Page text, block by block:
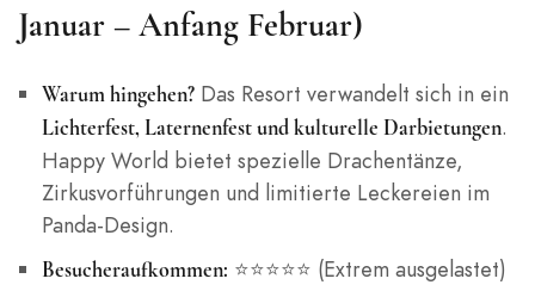
Januar – Anfang Februar)
Warum hingehen?Das Resort verwandelt sich in ein
Lichterfest, Laternenfest und kulturelle Darbietungen.
Happy World bietet spezielle Drachentänze,
Zirkusvorführungen und limitierte Leckereien im
Panda-Design.
Besucheraufkommen: ⭐⭐⭐⭐⭐ (Extrem ausgelastet)